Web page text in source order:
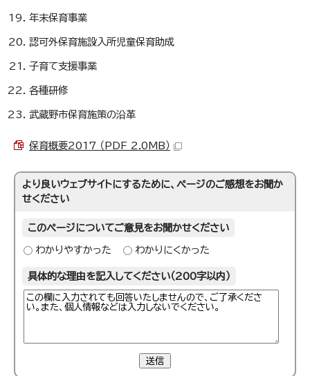
年末保育事業
認可外保育施設入所児童保育助成
子育て支援事業
各種研修
武蔵野市保育施策の沿革
保育概要2017 （PDF 2.0MB）
より良いウェブサイトにするために、ページのご感想をお聞か
せください
このページについてご意見をお聞かせください
わかりやすかった わかりにくかった
具体的な理由を記入してください（200字以内）
送信